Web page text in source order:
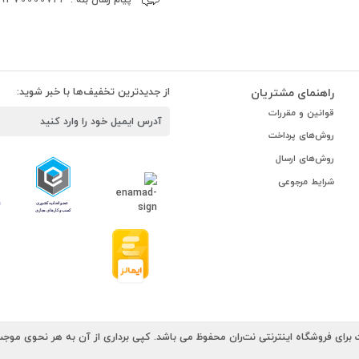
راهنمای مشتریان
قوانین و مقررات
روش‌های پرداخت
روش‌های ارسال
شرایط مرجوعی
از جدیدترین تخفیف‌ها با خبر شوید:
فروشگاه اینترنتی نت‌ران محفوظ می باشد. کپی برداری از آن به هر نحوی